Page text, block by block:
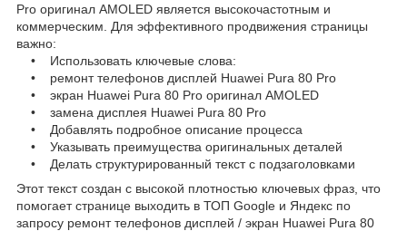
Pro оригинал AMOLED является высокочастотным и
коммерческим. Для эффективного продвижения страницы
важно:
• Использовать ключевые слова:
• ремонт телефонов дисплей Huawei Pura 80 Pro
• экран Huawei Pura 80 Pro оригинал AMOLED
• замена дисплея Huawei Pura 80 Pro
• Добавлять подробное описание процесса
• Указывать преимущества оригинальных деталей
• Делать структурированный текст с подзаголовками
Этот текст создан с высокой плотностью ключевых фраз, что
помогает странице выходить в ТОП Google и Яндекс по
запросу ремонт телефонов дисплей / экран Huawei Pura 80